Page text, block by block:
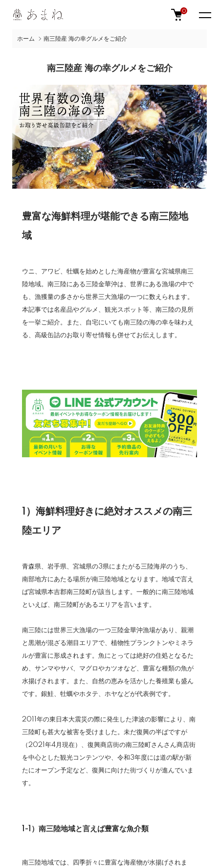
0
ホーム 南三陸産 海の幸グルメをご紹介
南三陸産 海の幸グルメをご紹介
豊富な海鮮料理が堪能できる南三陸地
域
ウニ、アワビ、牡蠣を始めとした海産物が豊富な宮城県南三
陸地域。南三陸にある三陸金華沖は、世界にある漁場の中で
も、漁獲量の多さから世界三大漁場の一つに数えられます。
本記事では名産品やグルメ、観光スポット等、南三陸の見所
を一挙ご紹介。また、自宅にいても南三陸の海の幸を味わえ
る、高級缶詰のお取り寄せ情報も併せてお伝えします。
1）海鮮料理好きに絶対オススメの南三
陸エリア
青森県、岩手県、宮城県の3県にまたがる三陸海岸のうち、
南部地方にあたる場所が南三陸地域となります。地域で言え
ば宮城県本吉郡南三陸町が該当します。一般的に南三陸地域
といえば、南三陸町があるエリアを言います。
南三陸には世界三大漁場の一つ三陸金華沖漁場があり、親潮
と黒潮が混ざる潮目エリアで、植物性プランクトンやミネラ
ルが豊富に形成されます。魚にとっては絶好の住処となるた
め、サンマやサバ、マグロやカツオなど、豊富な種類の魚が
水揚げされます。また、自然の恵みを活かした養殖業も盛ん
です。銀鮭、牡蠣やホタテ、ホヤなどが代表例です。
2011年の東日本大震災の際に発生した津波の影響により、南
三陸町も甚大な被害を受けました。未だ復興の半ばですが
（2021年4月現在）、復興商店街の南三陸町さんさん商店街
を中心とした観光コンテンツや、令和3年度には道の駅が新
たにオープン予定など、復興に向けた街づくりが進んでいま
す。
1-1）南三陸地域と言えば豊富な魚介類
南三陸地域では、四季折々に豊富な海産物が水揚げされま